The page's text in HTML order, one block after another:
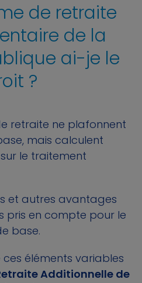
de retraite
de la
ai-je le
?
retraite ne plafonnent
mais calculent
le traitement
et autres avantages
pris en compte pour le
base.
éléments variables
Additionnelle de